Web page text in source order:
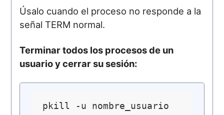
Úsalo cuando el proceso no responde a la
señal TERM normal.
Terminar todos los procesos de un
usuario y cerrar su sesión: